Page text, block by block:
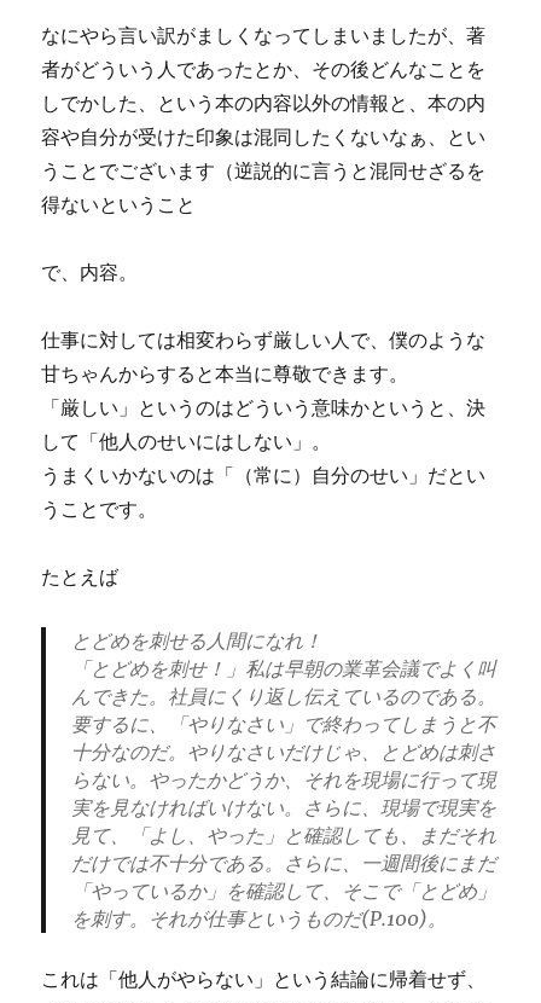
なにやら言い訳がましくなってしまいましたが、著
者がどういう人であったとか、その後どんなことを
しでかした、という本の内容以外の情報と、本の内
容や自分が受けた印象は混同したくないなぁ、とい
うことでございます（逆説的に言うと混同せざるを
得ないということ
で、内容。
仕事に対しては相変わらず厳しい人で、僕のような
甘ちゃんからすると本当に尊敬できます。
「厳しい」というのはどういう意味かというと、決
して「他人のせいにはしない」。
うまくいかないのは「（常に）自分のせい」だとい
うことです。
たとえば
とどめを刺せる人間になれ！
「とどめを刺せ！」私は早朝の業革会議でよく叫
んできた。社員にくり返し伝えているのである。
要するに、「やりなさい」で終わってしまうと不
十分なのだ。やりなさいだけじゃ、とどめは刺さ
らない。やったかどうか、それを現場に行って現
実を見なければいけない。さらに、現場で現実を
見て、「よし、やった」と確認しても、まだそれ
だけでは不十分である。さらに、一週間後にまだ
「やっているか」を確認して、そこで「とどめ」
を刺す。それが仕事というものだ(P.100)。
これは「他人がやらない」という結論に帰着せず、